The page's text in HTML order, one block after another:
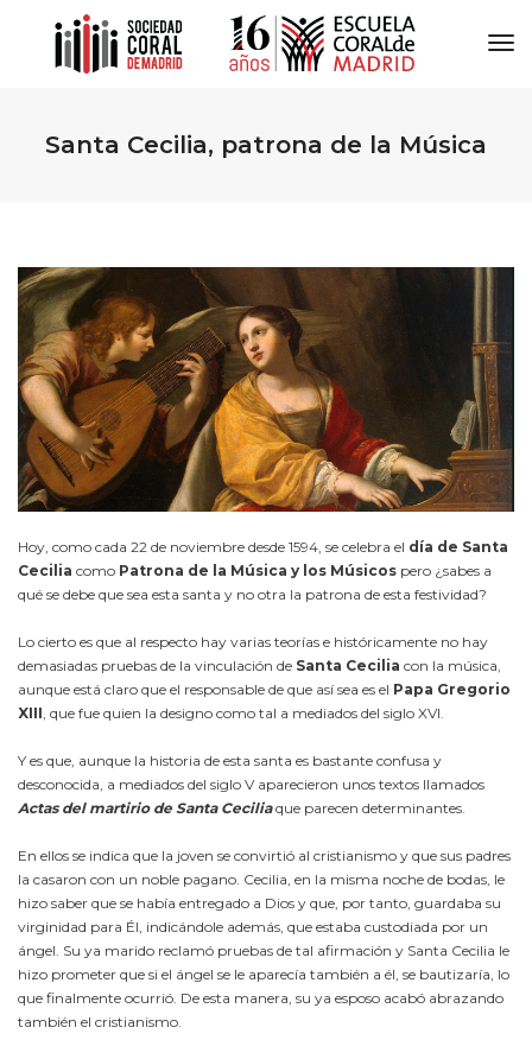
Santa Cecilia, patrona de la Música
Hoy, como cada 22 de noviembre desde 1594, se celebra el día de Santa
Cecilia como Patrona de la Música y los Músicos pero ¿sabes a
qué se debe que sea esta santa y no otra la patrona de esta festividad?
Lo cierto es que al respecto hay varias teorías e históricamente no hay
demasiadas pruebas de la vinculación de Santa Cecilia con la música,
aunque está claro que el responsable de que así sea es el Papa Gregorio
XIII, que fue quien la designo como tal a mediados del siglo XVI.
Y es que, aunque la historia de esta santa es bastante confusa y
desconocida, a mediados del siglo V aparecieron unos textos llamados
Actas del martirio de Santa Ceciliaque parecen determinantes.
En ellos se indica que la joven se convirtió al cristianismo y que sus padres
la casaron con un noble pagano. Cecilia, en la misma noche de bodas, le
hizo saber que se había entregado a Dios y que, por tanto, guardaba su
virginidad para Él, indicándole además, que estaba custodiada por un
ángel. Su ya marido reclamó pruebas de tal afirmación y Santa Cecilia le
hizo prometer que si el ángel se le aparecía también a él, se bautizaría, lo
que finalmente ocurrió. De esta manera, su ya esposo acabó abrazando
también el cristianismo.